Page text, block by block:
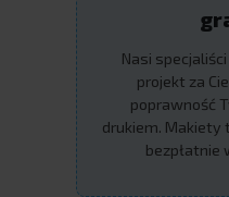
Nasi
projekt za
poprawność
drukiem. Makiety
bezpłatnie